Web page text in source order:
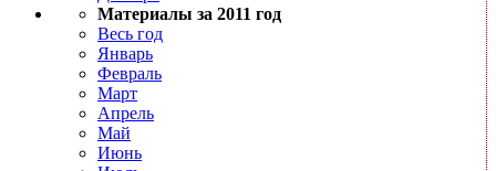
Материалы за 2011 год
Весь год
Январь
Февраль
Март
Апрель
Май
Июнь